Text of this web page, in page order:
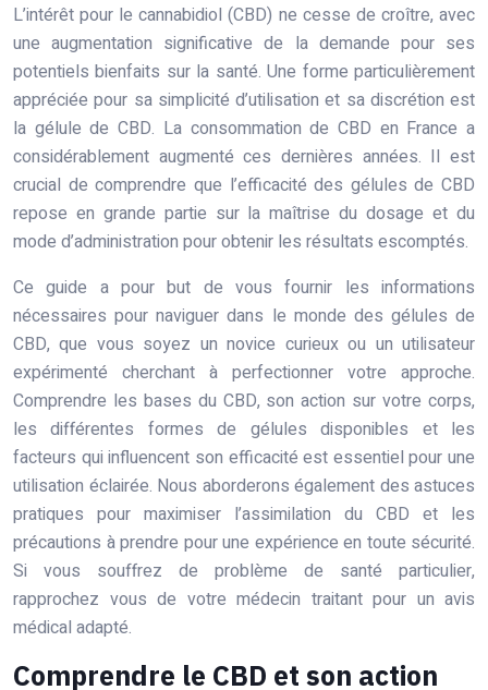
L’intérêt pour le cannabidiol (CBD) ne cesse de croître, avec
une augmentation significative de la demande pour ses
potentiels bienfaits sur la santé. Une forme particulièrement
appréciée pour sa simplicité d’utilisation et sa discrétion est
la gélule de CBD. La consommation de CBD en France a
considérablement augmenté ces dernières années. Il est
crucial de comprendre que l’efficacité des gélules de CBD
repose en grande partie sur la maîtrise du dosage et du
mode d’administration pour obtenir les résultats escomptés.
Ce guide a pour but de vous fournir les informations
nécessaires pour naviguer dans le monde des gélules de
CBD, que vous soyez un novice curieux ou un utilisateur
expérimenté cherchant à perfectionner votre approche.
Comprendre les bases du CBD, son action sur votre corps,
les différentes formes de gélules disponibles et les
facteurs qui influencent son efficacité est essentiel pour une
utilisation éclairée. Nous aborderons également des astuces
pratiques pour maximiser l’assimilation du CBD et les
précautions à prendre pour une expérience en toute sécurité.
Si vous souffrez de problème de santé particulier,
rapprochez vous de votre médecin traitant pour un avis
médical adapté.
Comprendre le CBD et son action